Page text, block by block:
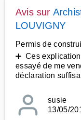
Avis sur
LOUVIGNY
Permis de
➕ Ces
essayé de me
déclaration
susie
13/05/